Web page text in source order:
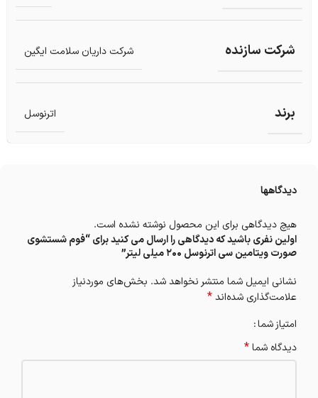
شرکت سازنده شرکت داریان سلامت ایگین
برند اترنوسل
دیدگاهها
هیچ دیدگاهی برای این محصول نوشته نشده است.
اولین نفری باشید که دیدگاهی را ارسال می کنید برای “فوم شستشوی
صورت ویتامین سی اترنوسل 200 میلی‌ لیتر”
نشانی ایمیل شما منتشر نخواهد شد. بخش‌های موردنیاز
علامت‌گذاری شده‌اند*
امتیاز شما
دیدگاه شما*